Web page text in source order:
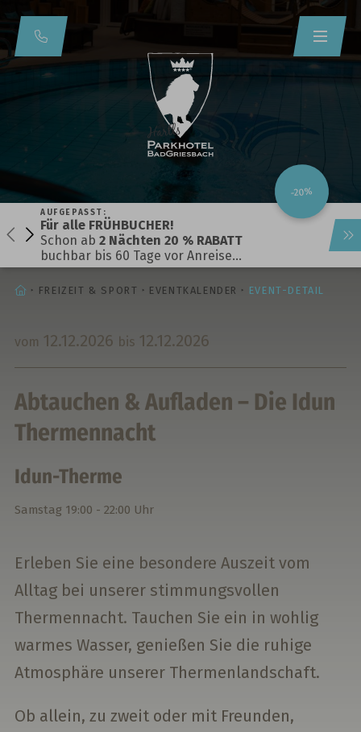
-20%
AUFGEPASST:
Für alle FRÜHBUCHER!
Schon ab 2 Nächten 20 % RABATT
buchbar bis 60 Tage vor Anreise…
STARTSEITE
FREIZEIT & SPORT EVENTKALENDER EVENT-DETAIL
vom 12.12.2026 bis 12.12.2026
Abtauchen & Aufladen – Die Idun
Thermennacht
Idun-Therme
Samstag 19:00 - 22:00 Uhr
Erleben Sie eine besondere Auszeit vom
Alltag bei unserer stimmungsvollen
Thermennacht. Tauchen Sie ein in wohlig
warmes Wasser, genießen Sie die ruhige
Atmosphäre unserer Thermenlandschaft.
Ob allein, zu zweit oder mit Freunden,